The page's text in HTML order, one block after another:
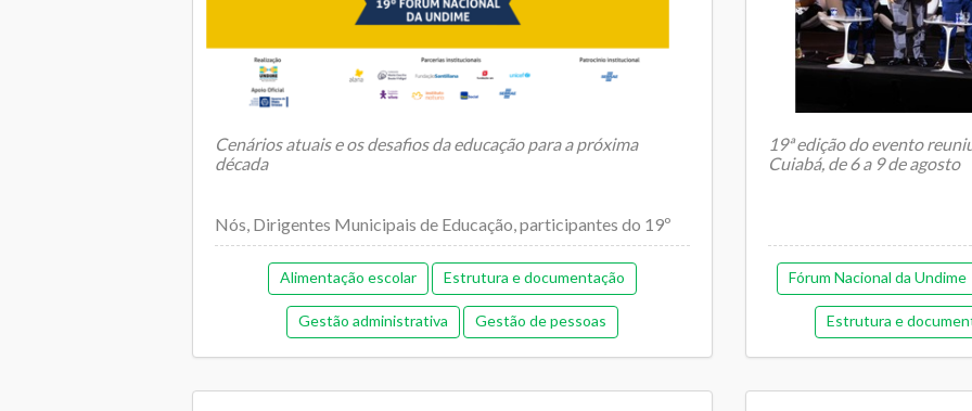
Cenários atuais e os desafios da educação para a próxima
década
Nós, Dirigentes Municipais de Educação, participantes do 19º
Fór...
Alimentação escolar Estrutura e documentação
Gestão administrativa Gestão de pessoas
Gestão democrática Memorial de gestão
19ª edição do evento
Cuiabá, de 6 a 9 de agosto
A Undime realizou, no
Cuiabá/MT, ...
Fórum Nacional da Undime
Estrutura e
Gestão de